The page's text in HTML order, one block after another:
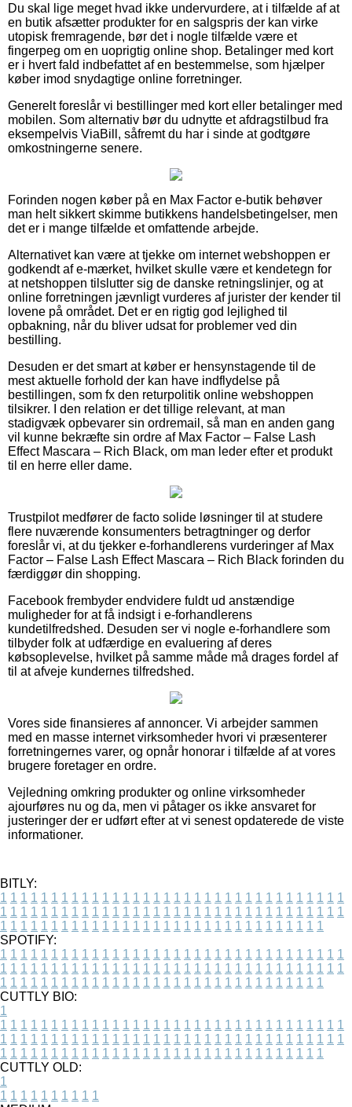
Du skal lige meget hvad ikke undervurdere, at i tilfælde af at
en butik afsætter produkter for en salgspris der kan virke
utopisk fremragende, bør det i nogle tilfælde være et
fingerpeg om en uoprigtig online shop. Betalinger med kort
er i hvert fald indbefattet af en bestemmelse, som hjælper
køber imod snydagtige online forretninger.
Generelt foreslår vi bestillinger med kort eller betalinger med
mobilen. Som alternativ bør du udnytte et afdragstilbud fra
eksempelvis ViaBill, såfremt du har i sinde at godtgøre
omkostningerne senere.
Forinden nogen køber på en Max Factor e-butik behøver
man helt sikkert skimme butikkens handelsbetingelser, men
det er i mange tilfælde et omfattende arbejde.
Alternativet kan være at tjekke om internet webshoppen er
godkendt af e-mærket, hvilket skulle være et kendetegn for
at netshoppen tilslutter sig de danske retningslinjer, og at
online forretningen jævnligt vurderes af jurister der kender til
lovene på området. Det er en rigtig god lejlighed til
opbakning, når du bliver udsat for problemer ved din
bestilling.
Desuden er det smart at køber er hensynstagende til de
mest aktuelle forhold der kan have indflydelse på
bestillingen, som fx den returpolitik online webshoppen
tilsikrer. I den relation er det tillige relevant, at man
stadigvæk opbevarer sin ordremail, så man en anden gang
vil kunne bekræfte sin ordre af Max Factor – False Lash
Effect Mascara – Rich Black, om man leder efter et produkt
til en herre eller dame.
Trustpilot medfører de facto solide løsninger til at studere
flere nuværende konsumenters betragtninger og derfor
foreslår vi, at du tjekker e-forhandlerens vurderinger af Max
Factor – False Lash Effect Mascara – Rich Black forinden du
færdiggør din shopping.
Facebook frembyder endvidere fuldt ud anstændige
muligheder for at få indsigt i e-forhandlerens
kundetilfredshed. Desuden ser vi nogle e-forhandlere som
tilbyder folk at udfærdige en evaluering af deres
købsoplevelse, hvilket på samme måde må drages fordel af
til at afveje kundernes tilfredshed.
Vores side finansieres af annoncer. Vi arbejder sammen
med en masse internet virksomheder hvori vi præsenterer
forretningernes varer, og opnår honorar i tilfælde af at vores
brugere foretager en ordre.
Vejledning omkring produkter og online virksomheder
ajourføres nu og da, men vi påtager os ikke ansvaret for
justeringer der er udført efter at vi senest opdaterede de viste
informationer.
BITLY:
1 1 1 1 1 1 1 1 1 1 1 1 1 1 1 1 1 1 1 1 1 1 1 1 1 1 1 1 1 1 1 1 1 1
1 1 1 1 1 1 1 1 1 1 1 1 1 1 1 1 1 1 1 1 1 1 1 1 1 1 1 1 1 1 1 1 1 1
1 1 1 1 1 1 1 1 1 1 1 1 1 1 1 1 1 1 1 1 1 1 1 1 1 1 1 1 1 1 1 1
SPOTIFY:
1 1 1 1 1 1 1 1 1 1 1 1 1 1 1 1 1 1 1 1 1 1 1 1 1 1 1 1 1 1 1 1 1 1
1 1 1 1 1 1 1 1 1 1 1 1 1 1 1 1 1 1 1 1 1 1 1 1 1 1 1 1 1 1 1 1 1 1
1 1 1 1 1 1 1 1 1 1 1 1 1 1 1 1 1 1 1 1 1 1 1 1 1 1 1 1 1 1 1 1
CUTTLY BIO:
1
1 1 1 1 1 1 1 1 1 1 1 1 1 1 1 1 1 1 1 1 1 1 1 1 1 1 1 1 1 1 1 1 1 1
1 1 1 1 1 1 1 1 1 1 1 1 1 1 1 1 1 1 1 1 1 1 1 1 1 1 1 1 1 1 1 1 1 1
1 1 1 1 1 1 1 1 1 1 1 1 1 1 1 1 1 1 1 1 1 1 1 1 1 1 1 1 1 1 1 1
CUTTLY OLD:
1
1 1 1 1 1 1 1 1 1 1